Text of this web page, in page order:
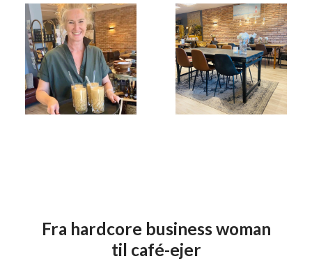
Fra hardcore business woman
til café-ejer